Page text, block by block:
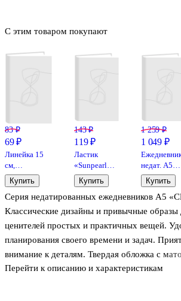
Серия недатированных ежедневников А5
Классические дизайны и привычные образы
ценителей простых и практичных вещей.
планирования своего времени и задач.
внимание к деталям. Твердая обложка с
белые форзацы и белоснежная бумага
Перейти к описанию и характеристикам
С этим товаром покупают
83 ₽
69 ₽
Линейка 15
см,
пластиковая
«Neon»,
GoodMark
Купить
143 ₽
119 ₽
Ластик
«Sunpearl
6541/40»,
Koh-i-Noor,
комбинированный
Купить
1 259 ₽
1 049 ₽
недат. А5
176л
"EVERY
DAY. Sweet"
7БЦ,
Soft Touch,
цв.срез,
дизайн.
офсет
Купить